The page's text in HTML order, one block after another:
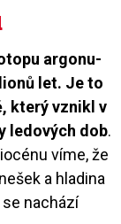
argonu-
let. Je to
který vznikl v
ledových dob.
víme, že
a hladina
nachází